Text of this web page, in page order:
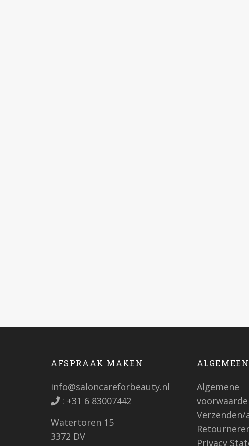
AFSPRAAK MAKEN
info@saloncareforbeauty.nl
: +31 6 83007442
Watertoren 15
3372 DV
ALGEMEEN
Algemene
Verzenden/
Privacy